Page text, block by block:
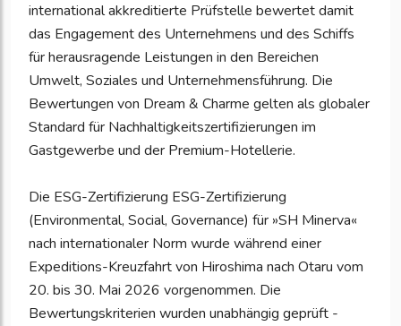
international akkreditierte Prüfstelle bewertet damit
das Engagement des Unternehmens und des Schiffs
für herausragende Leistungen in den Bereichen
Umwelt, Soziales und Unternehmensführung. Die
Bewertungen von Dream & Charme gelten als globaler
Standard für Nachhaltigkeitszertifizierungen im
Gastgewerbe und der Premium-Hotellerie.
Die ESG-Zertifizierung ESG-Zertifizierung
(Environmental, Social, Governance) für »SH Minerva«
nach internationaler Norm wurde während einer
Expeditions-Kreuzfahrt von Hiroshima nach Otaru vom
20. bis 30. Mai 2026 vorgenommen. Die
Bewertungskriterien wurden unabhängig geprüft -